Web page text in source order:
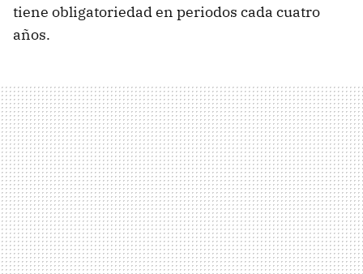
tiene obligatoriedad en periodos cada cuatro
años.